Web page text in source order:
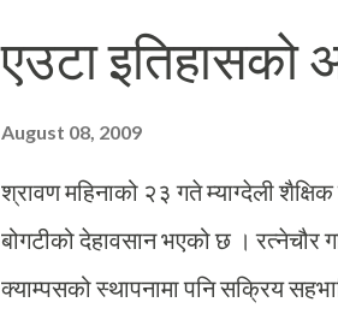
दिइएको तस्विर बेनी (म्याग्दी
(हालको धौलागिरि गाउँपालिका, मुना)
बाटो हिडेर पानी ओसार्न विवश छन् ।
एउटा इतिहासको
August 08, 2009
श्रावण महिनाको २३ गते म्याग्देली शैक्षिक
बोगटीको देहावसान भएको छ । रत्नेचौर
क्याम्पसको स्थापनामा पनि सक्रिय